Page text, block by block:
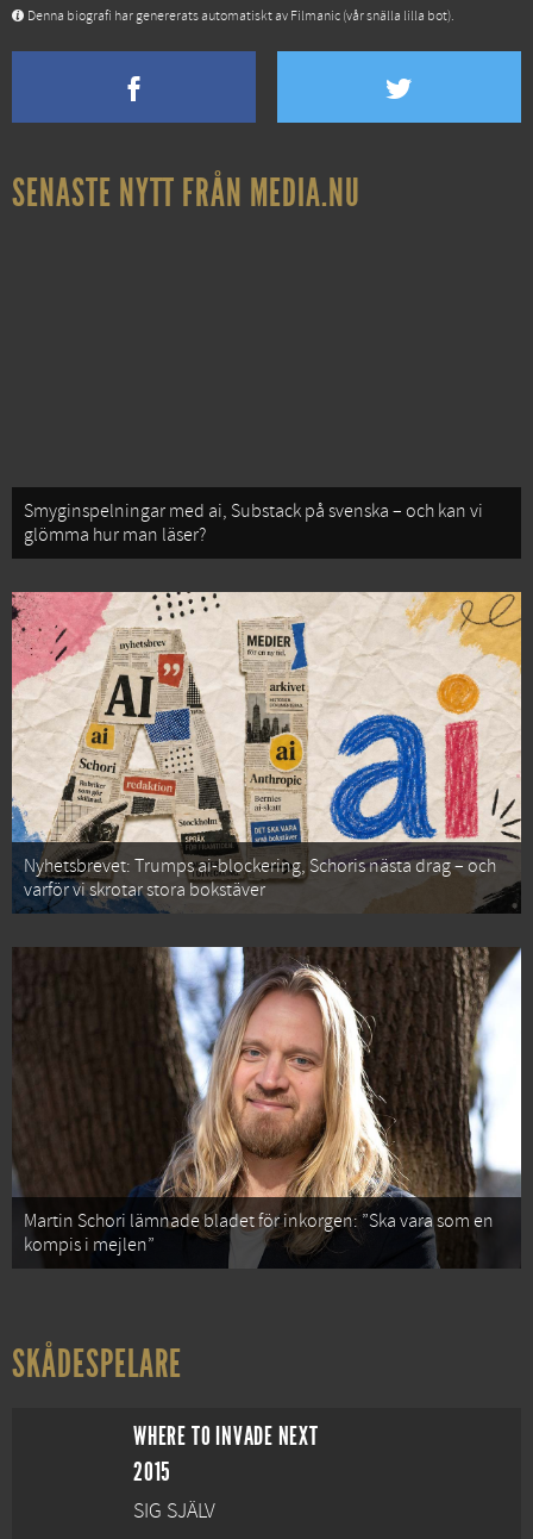
Denna biografi har genererats automatiskt av Filmanic (vår snälla lilla bot).
SENASTE NYTT FRÅN MEDIA.NU
Smyginspelningar med ai, Substack på svenska – och kan vi
glömma hur man läser?
Nyhetsbrevet: Trumps ai-blockering, Schoris nästa drag – och
varför vi skrotar stora bokstäver
Martin Schori lämnade bladet för inkorgen: ”Ska vara som en
kompis i mejlen”
SKÅDESPELARE
WHERE TO INVADE NEXT
2015
SIG SJÄLV